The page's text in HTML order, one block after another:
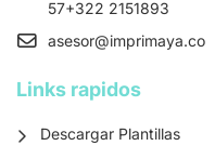
57+322 2151893
asesor@imprimaya.co
Links rapidos
Descargar Plantillas